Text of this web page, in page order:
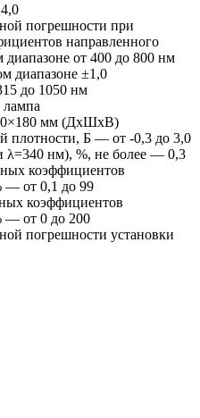
4,0
погрешности при
направленного
диапазоне от 400 до 800 нм
диапазоне ±1,0
до 1050 нм
лампа
мм (ДxШxВ)
плотности, Б — от -0,3 до 3,0
λ=340 нм), %, не более — 0,3
коэффициентов
— от 0,1 до 99
коэффициентов
— от 0 до 200
погрешности установки